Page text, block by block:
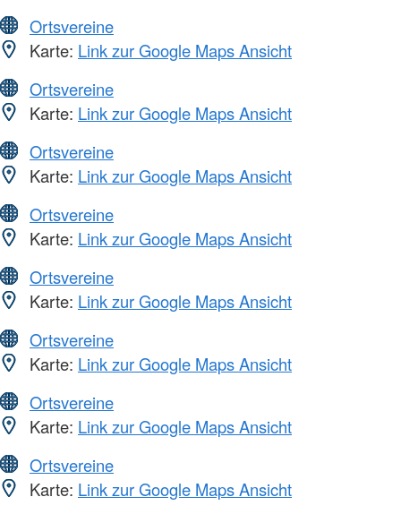
Ortsvereine
Karte: Link zur Google Maps Ansicht
Ortsvereine
Karte: Link zur Google Maps Ansicht
Ortsvereine
Karte: Link zur Google Maps Ansicht
Ortsvereine
Karte: Link zur Google Maps Ansicht
Ortsvereine
Karte: Link zur Google Maps Ansicht
Ortsvereine
Karte: Link zur Google Maps Ansicht
Ortsvereine
Karte: Link zur Google Maps Ansicht
Ortsvereine
Karte: Link zur Google Maps Ansicht